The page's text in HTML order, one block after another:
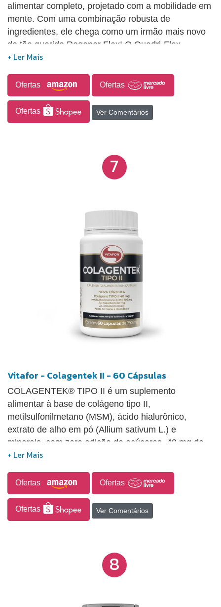
alimentar completo, projetado com a mobilidade em
mente. Com uma combinação robusta de
ingredientes, ele chega como um irmão mais novo
do tão querido Regener Flex! O Quadri-Flex
combina quatro ingredientes principais - Colágeno
(Metilsulfonilmetano) - criando uma fórmula
sinérgica para a máxima eficácia.
Ofertas Ofertas
Ofertas Ver Comentários
7
Vitafor - Colagentek II - 60 Cápsulas
COLAGENTEK® TIPO II é um suplemento
alimentar à base de colágeno tipo II,
metilsulfonilmetano (MSM), ácido hialurônico,
extrato de alho em pó (Allium sativum L.) e
minerais, com zero adição de açúcares. 40 mg de
Colágeno tipo II 900 mg de Metilsulfonilmetano
Ortosilícico 3 mg de extrato de alho em pó
Ofertas Ofertas
Ofertas Ver Comentários
8